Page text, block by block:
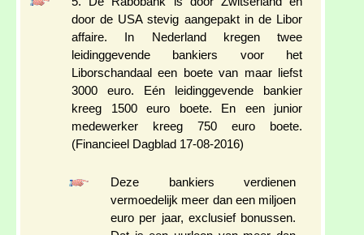
door de USA stevig aangepakt in de Libor
affaire. In Nederland kregen twee
leidinggevende bankiers voor het
Liborschandaal een boete van maar liefst
3000 euro. Eén leidinggevende bankier
kreeg 1500 euro boete. En een junior
medewerker kreeg 750 euro boete.
(Financieel Dagblad 17-08-2016)
Deze bankiers verdienen
vermoedelijk meer dan een miljoen
euro per jaar, exclusief bonussen.